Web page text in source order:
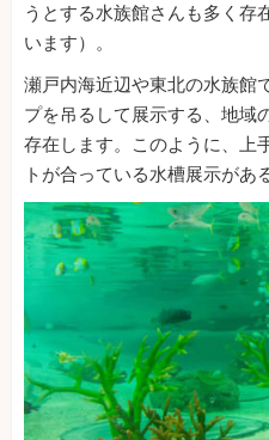
うとする水族館さんも多く存
います）。
瀬戸内海近辺や東北の水族館
プを吊るして展示する、地域
存在します。このように、上
トが合っている水槽展示があ